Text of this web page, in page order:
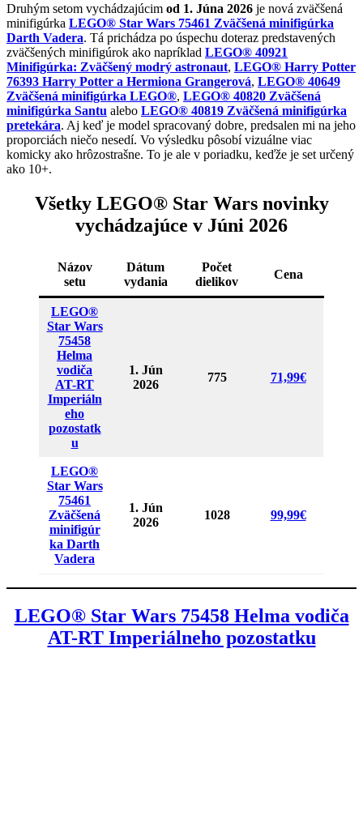
Druhým setom vychádzajúcim od 1. Júna 2026 je nová zväčšená
minifigúrka LEGO® Star Wars 75461 Zväčšená minifigúrka
Darth Vadera. Tá prichádza po úspechu doteraz predstavených
zväčšených minifigúrok ako napríklad LEGO® 40921
Minifigúrka: Zväčšený modrý astronaut, LEGO® Harry Potter
76393 Harry Potter a Hermiona Grangerová, LEGO® 40649
Zväčšená minifigúrka LEGO®, LEGO® 40820 Zväčšená
minifigúrka Santu alebo LEGO® 40819 Zväčšená minifigúrka
pretekára. Aj keď je model spracovaný dobre, predsalen mi na jeho
proporciách niečo nesedí. Vo výsledku pôsobí vizuálne viac
komicky ako hrôzostrašne. To je ale v poriadku, keďže je set určený
ako 10+.
Všetky LEGO® Star Wars novinky
vychádzajúce v Júni 2026
Názov
setu
Dátum
vydania
Počet
dielikov
Cena
LEGO®
Star Wars
75458
Helma
vodiča
AT-RT
Imperiáln
eho
pozostatk
u
1. Jún
2026
775 71,99€
LEGO®
Star Wars
75461
Zväčšená
minifigúr
ka Darth
Vadera
1. Jún
2026
1028 99,99€
LEGO® Star Wars 75458 Helma vodiča
AT-RT Imperiálneho pozostatku